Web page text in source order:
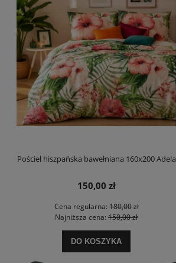
Pościel hiszpańska bawełniana 160x200 Adela
150,00 zł
Cena regularna:180,00 zł
Najniższa cena: 150,00 zł
DO KOSZYKA